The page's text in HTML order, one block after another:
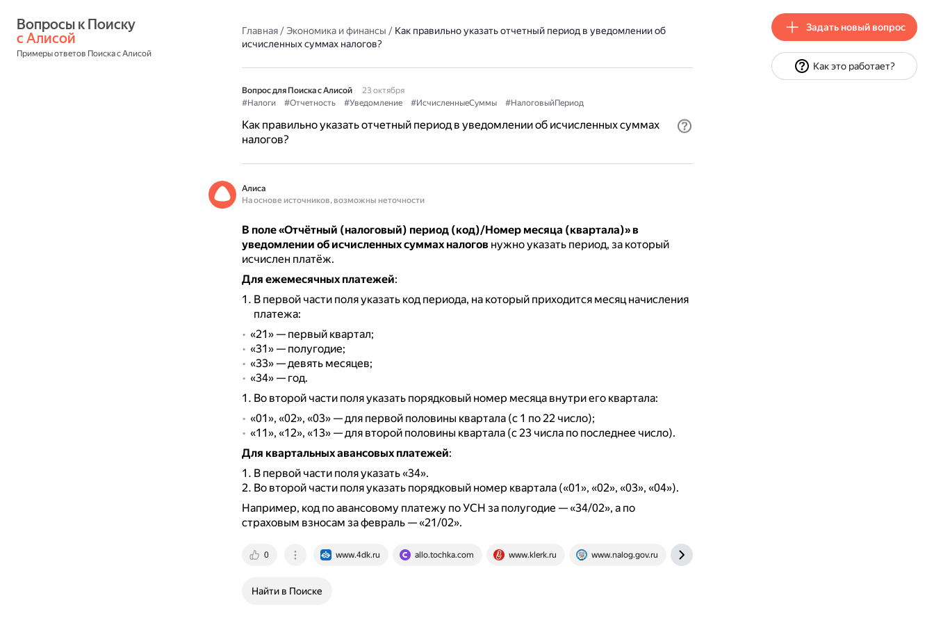
с Алисой
Примеры ответов Поиска с Алисой
Главная/Экономика и финансы / Как правильно указать отчетный период в уведомлении об
исчисленных суммах налогов?
Вопрос для Поиска с Алисой
23 октября
#Налоги
#Отчетность #Уведомление #ИсчисленныеСуммы #НалоговыйПериод
Как правильно указать отчетный период в уведомлении об исчисленных суммах
налогов?
Алиса
На основе источников, возможны неточности
В поле «Отчётный (налоговый) период (код)/Номер месяца (квартала)» в
уведомлении об исчисленных суммах налоговнужно указать период, за который
исчислен платёж.
Для ежемесячных платежей:
В первой части поля указать код периода, на который приходится месяц начисления
платежа:
«21» — первый квартал;
«31» — полугодие;
«33» — девять месяцев;
«34» — год.
Во второй части поля указать порядковый номер месяца внутри его квартала:
«01», «02», «03» — для первой половины квартала (с 1 по 22 число);
«11», «12», «13» — для второй половины квартала (с 23 числа по последнее число).
Для квартальных авансовых платежей:
В первой части поля указать «34».
Во второй части поля указать порядковый номер квартала («01», «02», «03», «04»).
Например, код по авансовому платежу по УСН за полугодие — «34/02», а по
страховым взносам за февраль — «21/02».
0 www.4dk.ru allo.tochka.com www.klerk.ru www.nalog.gov.ru
Найти в Поиске
Задать новый вопрос
Как это работает?